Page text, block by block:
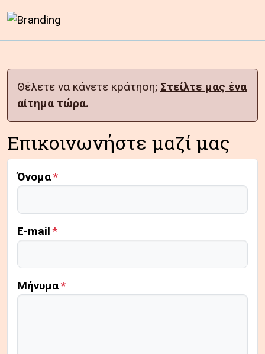
Heaven Studios
Θέλετε να κάνετε κράτηση; Στείλτε μας ένα
αίτημα τώρα.
Επικοινωνήστε μαζί μας
Όνομα
E-mail
Μήνυμα